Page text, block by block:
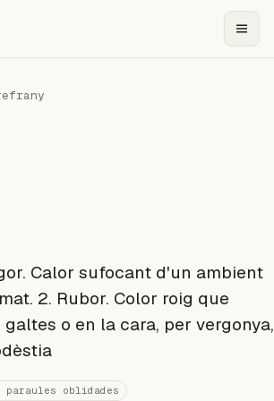
Calor sufocant d'un ambient
2. Rubor. Color roig que
o en la cara, per vergonya,
oblidades